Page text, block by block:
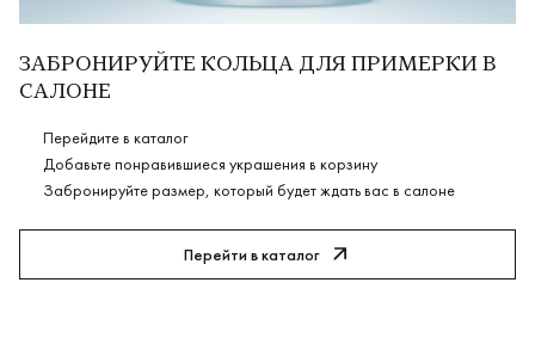
ЗАБРОНИРУЙТЕ КОЛЬЦА ДЛЯ ПРИМЕРКИ В
САЛОНЕ
Перейдите в каталог
Добавьте понравившиеся украшения в корзину
Забронируйте размер, который будет ждать вас в салоне
Перейти в каталог